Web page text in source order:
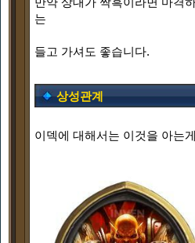
는
들고 가셔도 좋습니다.
상성관계
이덱에 대해서는 이것을 아는